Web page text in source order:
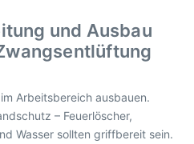
und Ausbau
Arbeitsbereich ausbauen.
– Feuerlöscher,
Wasser sollten griffbereit sein.